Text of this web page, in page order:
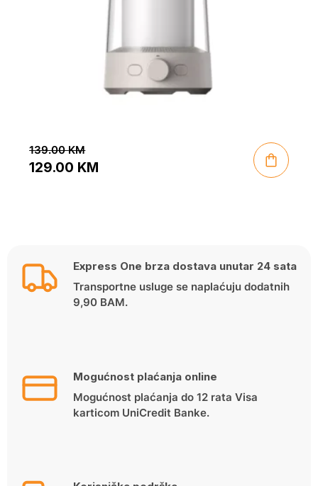
139.00KM
129.00 KM
Express One brza dostava unutar 24 sata
Transportne usluge se naplaćuju dodatnih
9,90 BAM.
Mogućnost plaćanja online
Mogućnost plaćanja do 12 rata Visa
karticom UniCredit Banke.